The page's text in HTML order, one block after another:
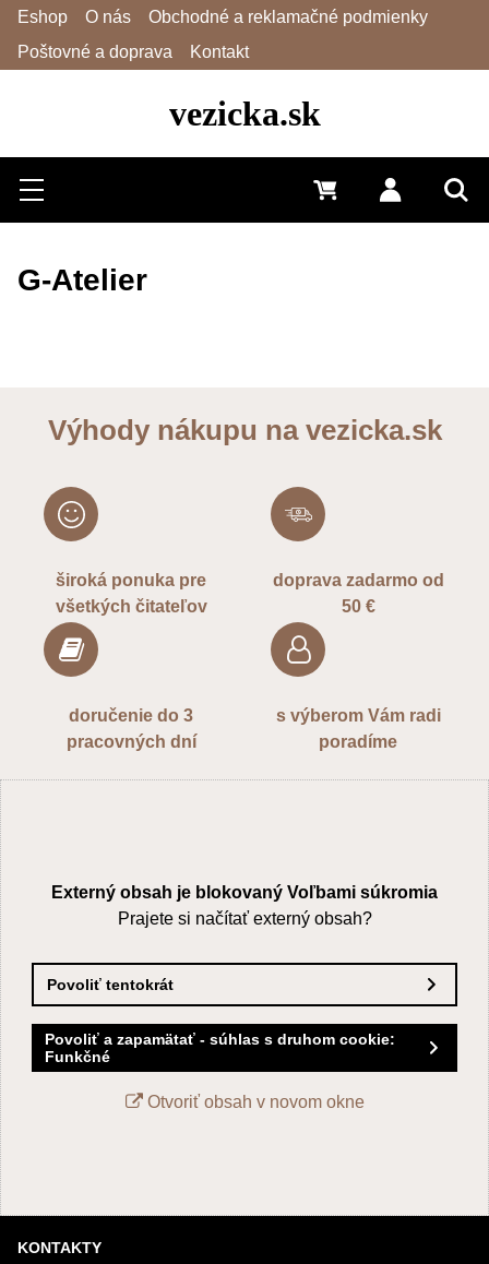
vezicka.sk
Hľadať
Menu Prihlásiť
0 €
Eshop O nás
Obchodné a reklamačné podmienky
Poštovné a doprava
Kontakt
G-Atelier
Výhody nákupu na vezicka.sk
široká ponuka pre
všetkých čitateľov
doprava zadarmo od
50 €
doručenie do 3
pracovných dní
s výberom Vám radi
poradíme
Externý obsah je blokovaný Voľbami súkromia
Prajete si načítať externý obsah?
Povoliť tentokrát
Povoliť a zapamätať - súhlas s druhom cookie:
Funkčné
Otvoriť obsah v novom okne
KONTAKTY